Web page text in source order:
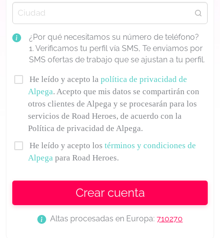
¿Por qué necesitamos su número de teléfono?
1. Verificamos tu perfil vía SMS, Te enviamos por
SMS ofertas de trabajo que se ajustan a tu perfil.
He leído y acepto la política de privacidad de
Alpega. Acepto que mis datos se compartirán con
otros clientes de Alpega y se procesarán para los
servicios de Road Heroes, de acuerdo con la
Política de privacidad de Alpega.
He leído y acepto los términos y condiciones de
Alpega para Road Heroes.
Crear cuenta
Altas procesadas en Europa: 710270